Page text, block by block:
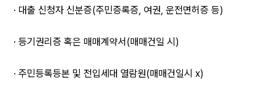
· 대출 신청자 신분증(주민증록증, 여권, 운전면허증 등)
· 등기권리증 혹은 매매계약서(매매건일 시)
· 주민등록등본 및 전입세대 열람원(매매건일시 x)